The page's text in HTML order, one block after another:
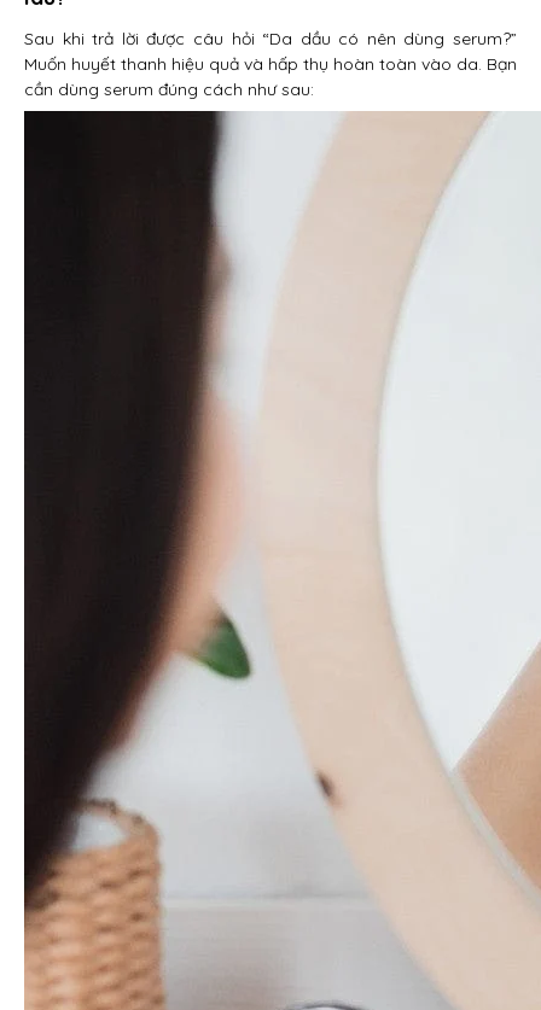
Sau khi trả lời được câu hỏi “Da dầu có nên dùng serum?”
Muốn huyết thanh hiệu quả và hấp thụ hoàn toàn vào da. Bạn
cần dùng serum đúng cách như sau: